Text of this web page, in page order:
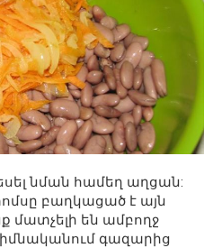
նման համեղ աղցան:
բաղկացած է այն
մատչելի են ամբողջ
գազարից